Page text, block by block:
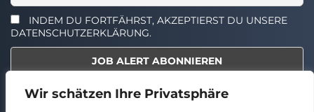
Wir schätzen Ihre Privatsphäre
INDEM DU FORTFÄHRST, AKZEPTIERST DU UNSERE
DATENSCHUTZERKLÄRUNG.
Select the widget you want to show.